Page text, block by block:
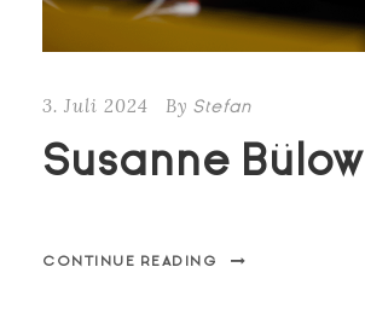
3. Juli 2024 By Stefan
Susanne Bülow
CONTINUE READING